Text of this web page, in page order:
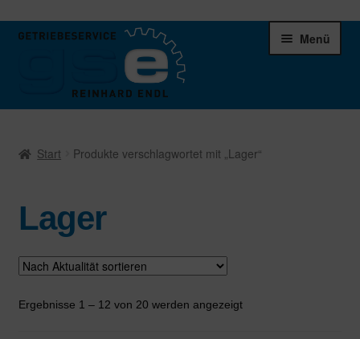
Zur
Zum
Menü
Schaltgetriebe
Verteilergetriebe
Warenkorb
Start Produkte verschlagwortet mit „Lager“
Lager
Ergebnisse 1 – 12 von 20 werden angezeigtNach